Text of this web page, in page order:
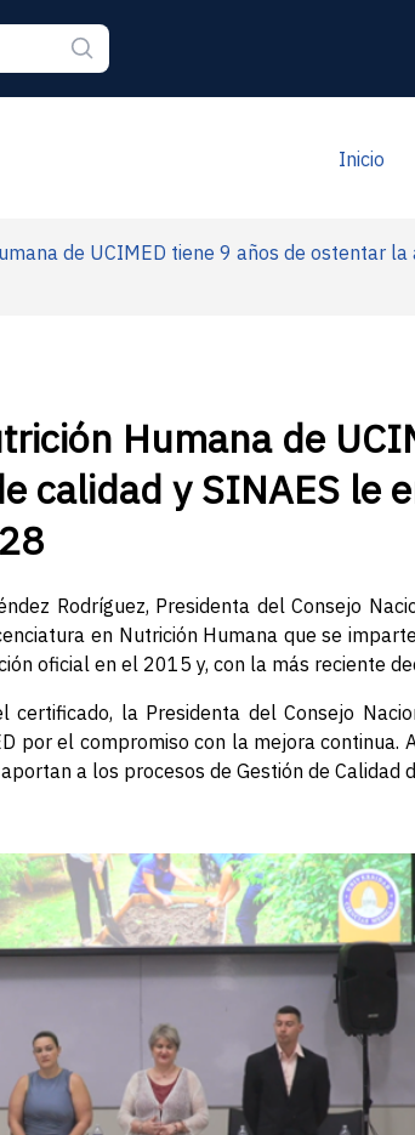
Inicio
de UCIMED tiene 9 años de ostentar
Humana de
calidad y SINAES le
Rodríguez, Presidenta del Consejo
en Nutrición Humana que se
oficial en el 2015 y, con la más reciente
certificado, la Presidenta del Consejo
por el compromiso con la mejora
a los procesos de Gestión de Calidad